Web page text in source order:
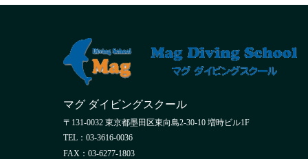
マグ ダイビングスクール
〒131-0032 東京都墨田区東向島2-30-10 増時ビル1F
TEL：03-3616-0036
FAX：03-6277-1803